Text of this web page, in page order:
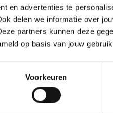
en advertenties te
delen we informatie over
partners kunnen deze
op basis van jouw
Voorkeuren
eenvoudigste, maar
je hartslag te verhogen, je
apparaten in de gym?